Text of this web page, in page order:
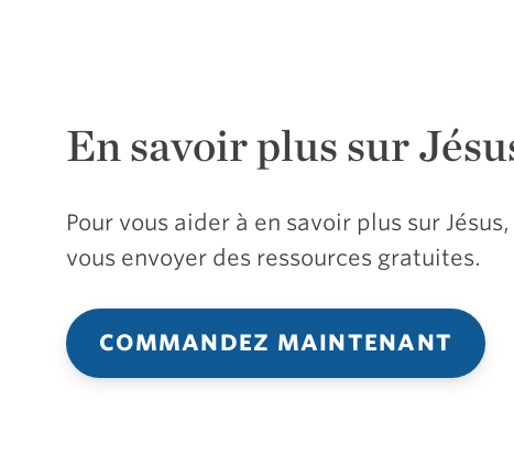
En savoir plus sur
Pour vous aider à en savoir plus sur
vous envoyer des ressources gratuites.
COMMANDEZ MAINTENANT